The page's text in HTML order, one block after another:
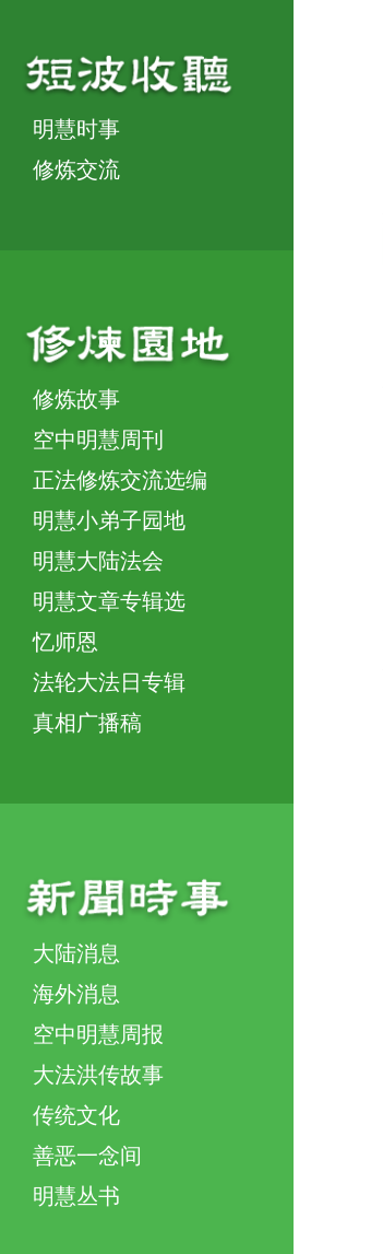
明慧时事
修炼交流
修炼故事
空中明慧周刊
正法修炼交流选编
明慧小弟子园地
明慧大陆法会
明慧文章专辑选
忆师恩
法轮大法日专辑
真相广播稿
大陆消息
海外消息
空中明慧周报
大法洪传故事
传统文化
善恶一念间
明慧丛书